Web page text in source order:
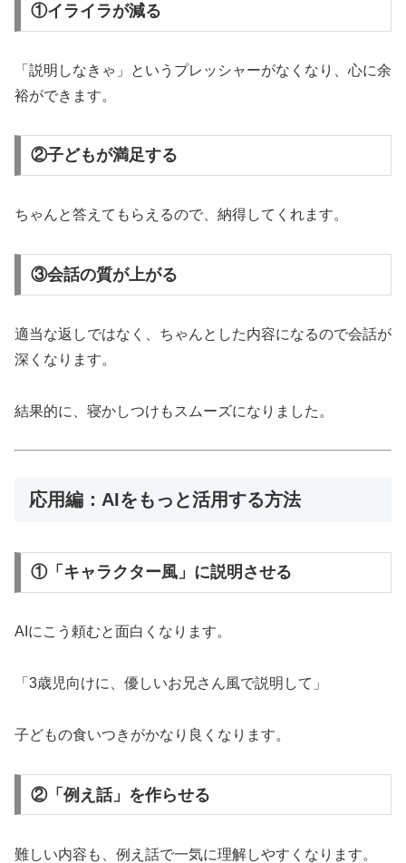
①イライラが減る
「説明しなきゃ」というプレッシャーがなくなり、心に余
裕ができます。
②子どもが満足する
ちゃんと答えてもらえるので、納得してくれます。
③会話の質が上がる
適当な返しではなく、ちゃんとした内容になるので会話が
深くなります。
結果的に、寝かしつけもスムーズになりました。
応用編：AIをもっと活用する方法
①「キャラクター風」に説明させる
AIにこう頼むと面白くなります。
「3歳児向けに、優しいお兄さん風で説明して」
子どもの食いつきがかなり良くなります。
②「例え話」を作らせる
難しい内容も、例え話で一気に理解しやすくなります。